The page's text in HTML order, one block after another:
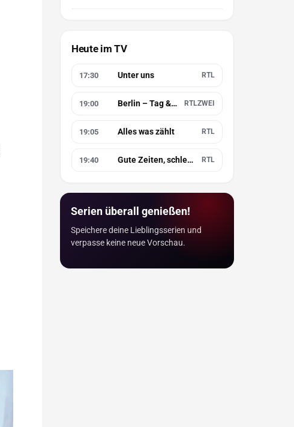
Heute im TV
17:30 Unter uns RTL
19:00 Berlin – Tag & Nacht RTLZWEI
19:05 Alles was zählt RTL
19:40 Gute Zeiten, schlechte Zeiten RTL
Serien überall genießen!
Speichere deine Lieblingsserien und
verpasse keine neue Vorschau.